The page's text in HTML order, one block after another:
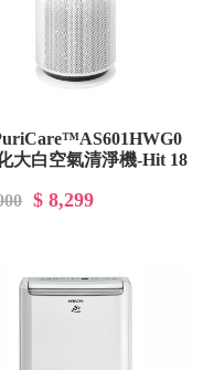
大白空氣清淨機-Hit 18
$ 8,299